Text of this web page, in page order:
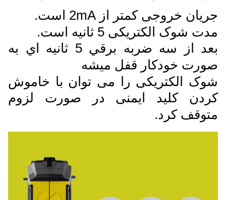
جریان خروجی کمتر از 2mA است.
مدت شوک الکتریکی 5 ثانیه است.
بعد از سه ضربه برقي 5 ثانيه اي به
صورت خودکار قفل ميشه
شوک الکتریکی را می توان با خاموش
کردن کلید ایمنی در صورت لزوم
متوقف کرد.